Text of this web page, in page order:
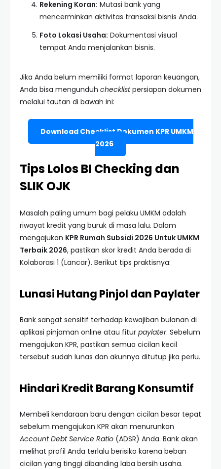
Rekening Koran: Mutasi bank yang
mencerminkan aktivitas transaksi bisnis Anda.
Foto Lokasi Usaha: Dokumentasi visual
tempat Anda menjalankan bisnis.
Jika Anda belum memiliki format laporan keuangan,
Anda bisa mengunduh checklistpersiapan dokumen
melalui tautan di bawah ini:
Download Checklist Dokumen KPR UMKM
2026
Tips Lolos BI Checking dan
SLIK OJK
Masalah paling umum bagi pelaku UMKM adalah
riwayat kredit yang buruk di masa lalu. Dalam
mengajukan KPR Rumah Subsidi 2026 Untuk UMKM
Terbaik 2026, pastikan skor kredit Anda berada di
Kolaborasi 1 (Lancar). Berikut tips praktisnya:
Lunasi Hutang Pinjol dan Paylater
Bank sangat sensitif terhadap kewajiban bulanan di
aplikasi pinjaman online atau fitur paylater. Sebelum
mengajukan KPR, pastikan semua cicilan kecil
tersebut sudah lunas dan akunnya ditutup jika perlu.
Hindari Kredit Barang Konsumtif
Membeli kendaraan baru dengan cicilan besar tepat
sebelum mengajukan KPR akan menurunkan
Account Debt Service Ratio (ADSR) Anda. Bank akan
melihat profil Anda terlalu berisiko karena beban
cicilan yang tinggi dibanding laba bersih usaha.